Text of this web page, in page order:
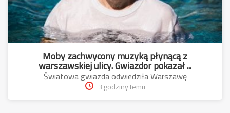
Moby zachwycony muzyką płynącą z
warszawskiej ulicy. Gwiazdor pokazał ...
Światowa gwiazda odwiedziła Warszawę
3 godziny temu